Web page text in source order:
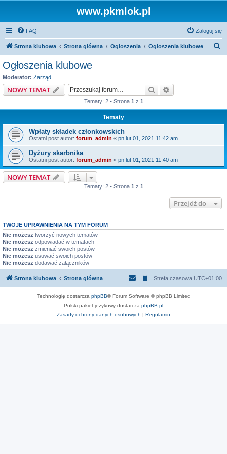
www.pkmlok.pl
FAQ Zaloguj się
Strona klubowa Strona główna Ogłoszenia Ogłoszenia klubowe
Ogłoszenia klubowe
Moderator: Zarząd
NOWY TEMAT Szukaj
Tematy: 2 • Strona 1 z 1
Tematy
Wpłaty składek członkowskich
Ostatni post autor: forum_admin « pn lut 01, 2021 11:42 am
Dyżury skarbnika
Ostatni post autor: forum_admin « pn lut 01, 2021 11:40 am
NOWY TEMAT
Tematy: 2 • Strona 1 z 1
Przejdź do
TWOJE UPRAWNIENIA NA TYM FORUM
Nie możesz tworzyć nowych tematów
Nie możesz odpowiadać w tematach
Nie możesz zmieniać swoich postów
Nie możesz usuwać swoich postów
Nie możesz dodawać załączników
Strona klubowa Strona główna Strefa czasowa UTC+01:00
Technologię dostarcza phpBB® Forum Software © phpBB Limited
Polski pakiet językowy dostarcza phpBB.pl
Zasady ochrony danych osobowych | Regulamin